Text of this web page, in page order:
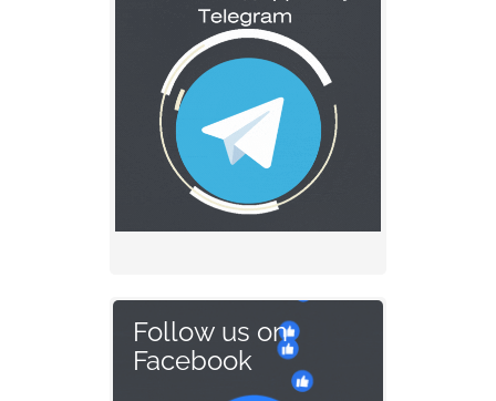
Follow us on
Facebook